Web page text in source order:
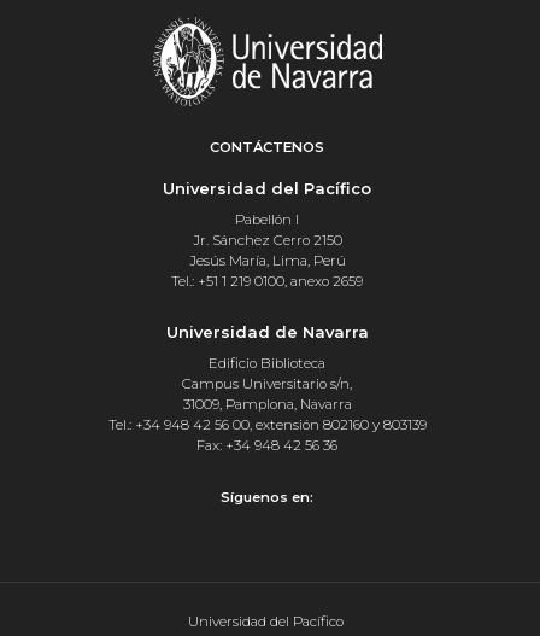
CONTÁCTENOS
Universidad del Pacífico
Pabellón I
Jr. Sánchez Cerro 2150
Jesús María, Lima, Perú
Tel.: +51 1 219 0100, anexo 2659
Universidad de Navarra
Edificio Biblioteca
Campus Universitario s/n,
31009, Pamplona, Navarra
Tel.: +34 948 42 56 00, extensión 802160 y 803139
Fax: +34 948 42 56 36
Síguenos en:
Universidad del Pacífico